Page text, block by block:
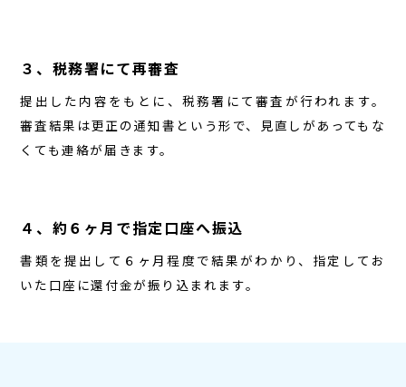
３、税務署にて再審査
提出した内容をもとに、税務署にて審査が行われます。
審査結果は更正の通知書という形で、見直しがあってもな
くても連絡が届きます。
４、約６ヶ月で指定口座へ振込
書類を提出して６ヶ月程度で結果がわかり、指定してお
いた口座に還付金が振り込まれます。